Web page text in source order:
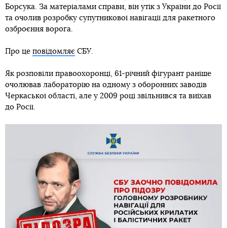
Борсука. За матеріалами справи, він утік з України до Росії
та очолив розробку супутникової навігації для ракетного
озброєння ворога.
Про це повідомляє СБУ.
Як розповіли правоохоронці, 61-річний фігурант раніше
очолював лабораторію на одному з оборонних заводів
Черкаської області, але у 2009 році звільнився та виїхав
до Росії.